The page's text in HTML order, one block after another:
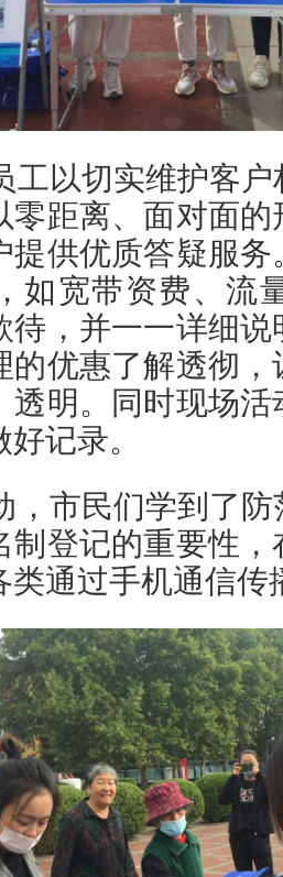
工以切实维护客
零距离、面对面
提供优质答疑服
如宽带资费、流
待，并一一详细
的优惠了解透彻
透明。同时现场
记录。
，市民们学到了
制登记的重要性
类通过手机通信传